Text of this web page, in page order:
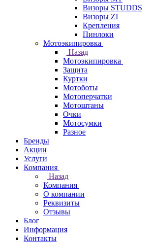
Визоры STUDDS
Визоры ZI
Крепления
Пинлоки
Мотоэкипировка
Назад
Мотоэкипировка
Защита
Куртки
Мотоботы
Мотоперчатки
Мотоштаны
Очки
Мотосумки
Разное
Бренды
Акции
Услуги
Компания
Назад
Компания
О компании
Реквизиты
Отзывы
Блог
Информация
Контакты